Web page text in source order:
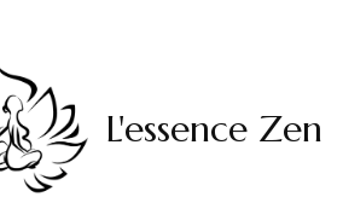
L'essence Zen